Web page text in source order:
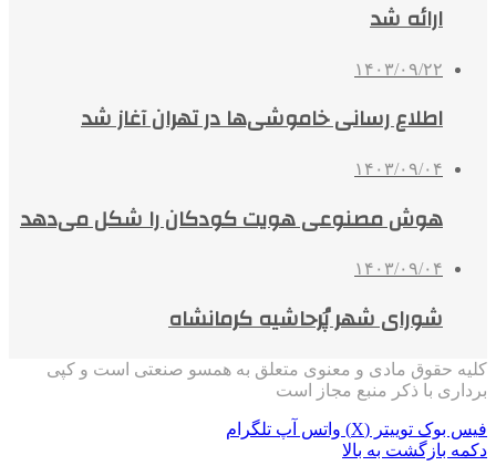
ارائه شد
۱۴۰۳/۰۹/۲۲
اطلاع رسانی خاموشی‌ها در تهران آغاز شد
۱۴۰۳/۰۹/۰۴
هوش مصنوعی هویت کودکان را شکل می‌دهد
۱۴۰۳/۰۹/۰۴
شورای شهر پُرحاشیه کرمانشاه
کلیه حقوق مادی و معنوی متعلق به همسو صنعتی است و کپی
برداری با ذکر منبع مجاز است
فیس بوک توییتر (X) واتس آپ تلگرام
دکمه بازگشت به بالا